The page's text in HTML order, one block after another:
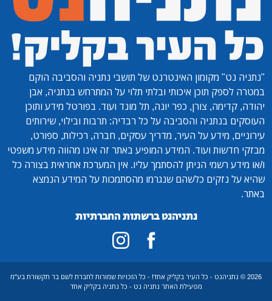
"נתניה נט" מקומון האינטרנט של תושבי נתניה והסביבה הוקם
במטרה לספק תוכן איכותי ובלתי תלוי על המתרחש בנתניה, אבן
יהודה, קדימה, צורן, כפר יונה, תל מונד ועוד. בפורטל מידע ותוכן
העוסקים בנתניה והסביבה על כל רבדיה: תרבות ובילוי, שירותים
עירוניים, מידע על העיר, מדריך עסקים, חברה, רכילות, ספורט,
מבזקי חדשות ועוד. המידע המופיע באתר זה אינו מהווה מידע משפטי
ו/או מידע רשמי הניתן להסתמך עליו. אין המערכת אחראית בצורה כל
שהיא על נזקים כלשהם שנגרמו מהסתמכות על המידע הנמצא
באתר.
נתניהנט ברשתות החברתיות
2026 © נתניהנט - כל העיר בקליק אחד! - כל הזכויות שמורות לחברת לשם בר תקשורת בע"מ
מפעילת האתר נתניה נט - כל נתניה בקליק אחד